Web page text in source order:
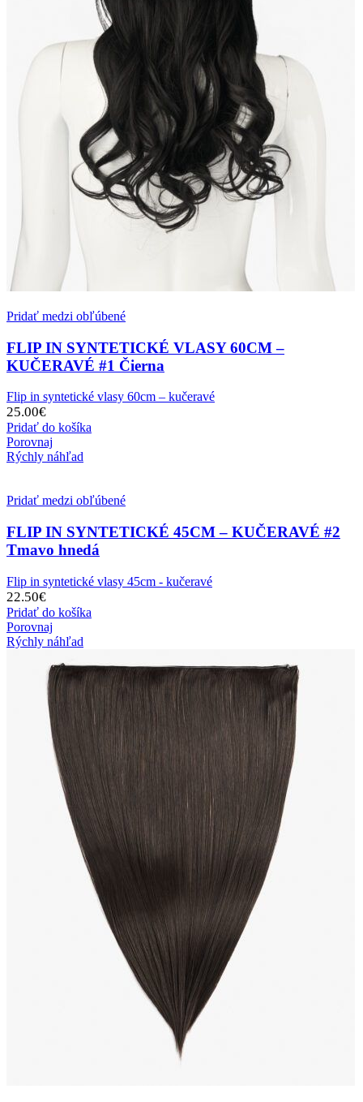
Pridať medzi obľúbené
FLIP IN SYNTETICKÉ VLASY 60CM –
KUČERAVÉ #1 Čierna
Flip in syntetické vlasy 60cm – kučeravé
25.00€
Pridať do košíka
Porovnaj
Rýchly náhľad
Pridať medzi obľúbené
FLIP IN SYNTETICKÉ 45CM – KUČERAVÉ #2
Tmavo hnedá
Flip in syntetické vlasy 45cm - kučeravé
22.50€
Pridať do košíka
Porovnaj
Rýchly náhľad